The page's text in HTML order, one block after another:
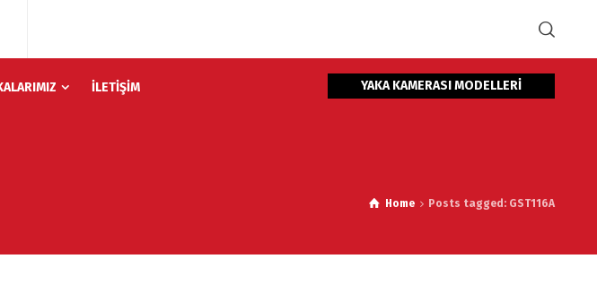
İLETİŞİM YAKA KAMERASI MODELLERİ
Home Posts tagged: GST116A